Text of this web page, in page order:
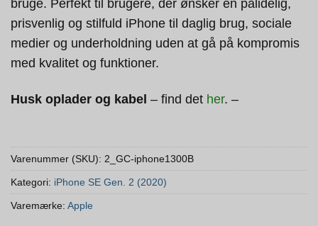
bruge. Perfekt til brugere, der ønsker en pålidelig,
prisvenlig og stilfuld iPhone til daglig brug, sociale
medier og underholdning uden at gå på kompromis
med kvalitet og funktioner.
Husk oplader og kabel – find det her. –
Varenummer (SKU): 2_GC-iphone1300B
Kategori: iPhone SE Gen. 2 (2020)
Varemærke: Apple